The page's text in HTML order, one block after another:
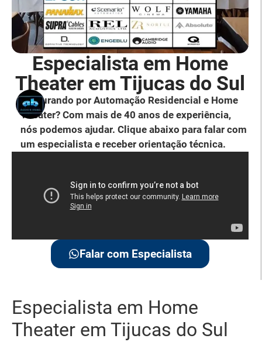
Especialista em Home
Theater em Tijucas do Sul
Procurando por Automação Residencial e Home
Theater? Com mais de 40 anos de experiência,
nós podemos ajudar. Clique abaixo para falar com
um especialista e receber orientação técnica.
Falar com Especialista
Especialista em Home
Theater em Tijucas do Sul